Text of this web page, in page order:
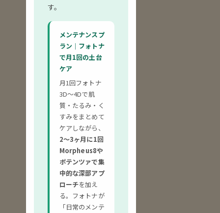
す。
メンテナンスプ
ラン｜フォトナ
で月1回の土台
ケア
月1回フォトナ
3D〜4Dで肌
質・たるみ・く
すみをまとめて
ケアしながら、
2〜3ヶ月に1回
Morpheus8や
ポテンツァで集
中的な深部アプ
ローチを加え
る。フォトナが
「日常のメンテ